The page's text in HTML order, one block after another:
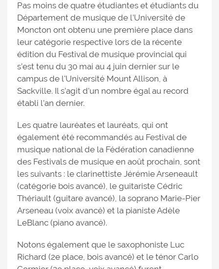
Pas moins de quatre étudiantes et étudiants du
Département de musique de l’Université de
Moncton ont obtenu une première place dans
leur catégorie respective lors de la récente
édition du Festival de musique provincial qui
s’est tenu du 30 mai au 4 juin dernier sur le
campus de l'Université Mount Allison, à
Sackville. Il s’agit d’un nombre égal au record
établi l’an dernier.
Les quatre lauréates et lauréats, qui ont
également été recommandés au Festival de
musique national de la Fédération canadienne
des Festivals de musique en août prochain, sont
les suivants : le clarinettiste Jérémie Arseneault
(catégorie bois avancé), le guitariste Cédric
Thériault (guitare avancé), la soprano Marie-Pier
Arseneau (voix avancé) et la pianiste Adèle
LeBlanc (piano avancé).
Notons également que le saxophoniste Luc
Richard (2e place, bois avancé) et le ténor Carlo